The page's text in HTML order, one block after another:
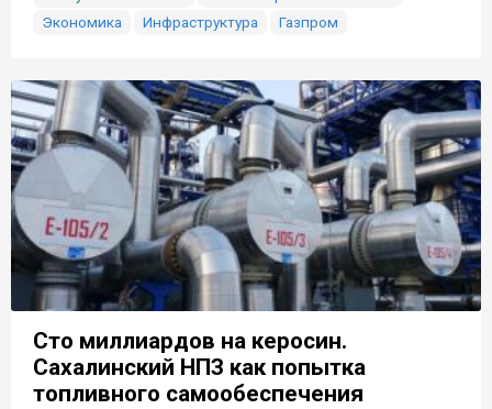
Экономика
Инфраструктура Газпром
Сто миллиардов на керосин.
Сахалинский НПЗ как попытка
топливного самообеспечения